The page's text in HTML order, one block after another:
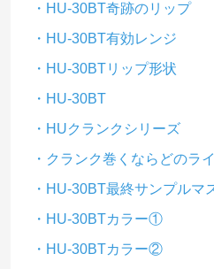
・HU-30BT奇跡のリップ
・HU-30BT有効レンジ
・HU-30BTリップ形状
・HU-30BT
・HUクランクシリーズ
・クランク巻くならどのラ
・HU-30BT最終サンプルマ
・HU-30BTカラー①
・HU-30BTカラー②